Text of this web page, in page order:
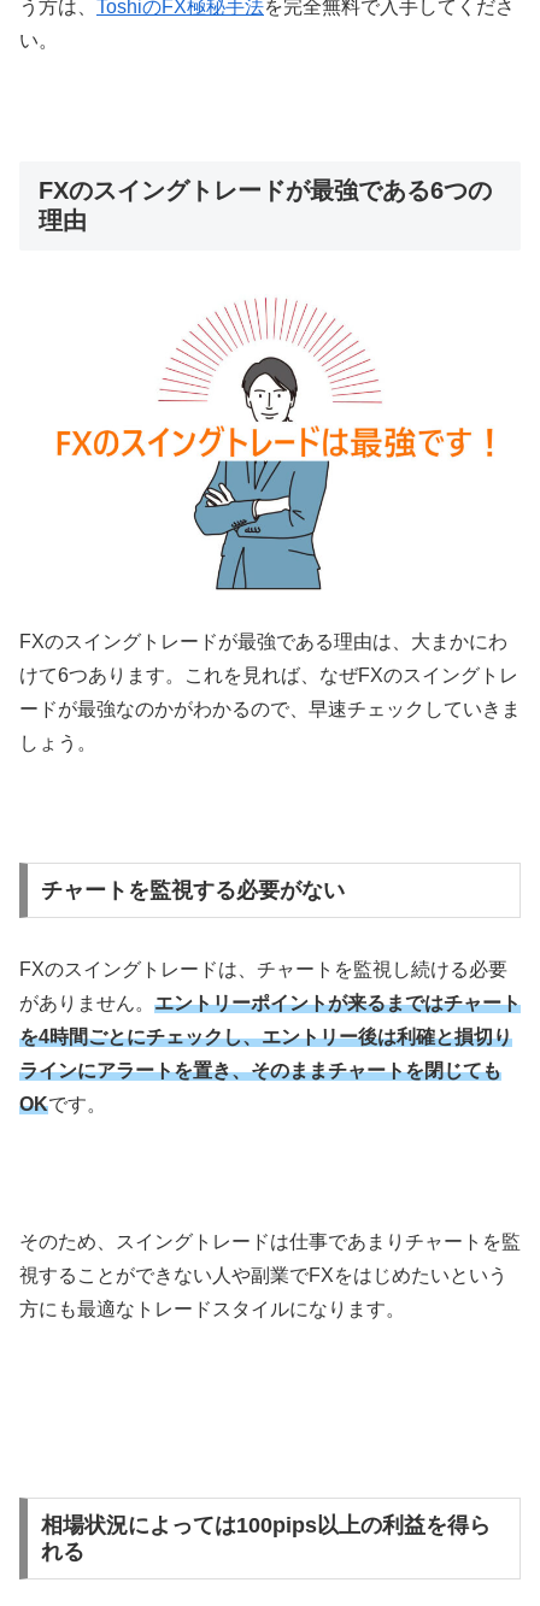
う方は、 ToshiのFX極秘手法を完全無料で入手してくださ
い。
FXのスイングトレードが最強である6つの
理由
FXのスイングトレードが最強である理由は、大まかにわ
けて6つあります。これを見れば、なぜFXのスイングトレ
ードが最強なのかがわかるので、早速チェックしていきま
しょう。
チャートを監視する必要がない
FXのスイングトレードは、チャートを監視し続ける必要
がありません。 エントリーポイントが来るまではチャート
を4時間ごとにチェックし、エントリー後は利確と損切り
ラインにアラートを置き、そのままチャートを閉じても
OKです。
そのため、スイングトレードは仕事であまりチャートを監
視することができない人や副業でFXをはじめたいという
方にも最適なトレードスタイルになります。
相場状況によっては100pips以上の利益を得ら
れる